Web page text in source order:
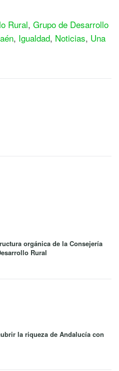
Rural, Grupo de Desarrollo
, Igualdad, Noticias, Una
orgánica de la Consejería
Rural
la riqueza de Andalucía con